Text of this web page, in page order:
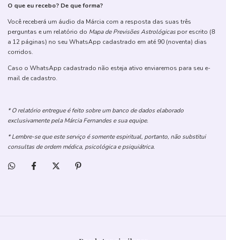
O que eu recebo? De que forma?
Você receberá um áudio da Márcia com a resposta das suas três
perguntas e um relatório do Mapa de Previsões Astrológicaspor escrito (8
a 12 páginas) no seu WhatsApp cadastrado em até 90 (noventa) dias
corridos.
Caso o WhatsApp cadastrado não esteja ativo enviaremos para seu e-
mail de cadastro.
* O relatório entregue é feito sobre um banco de dados elaborado
exclusivamente pela Márcia Fernandes e sua equipe.
* Lembre-se que este serviço é somente espiritual, portanto, não substitui
consultas de ordem médica, psicológica e psiquiátrica.